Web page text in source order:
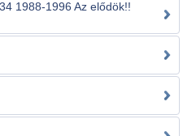
1988-1996 Az elődök!!